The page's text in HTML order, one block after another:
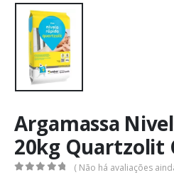
Argamassa
20kg Quartzolit
( Não há avaliações